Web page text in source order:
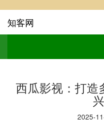
知客网
西瓜影视：打造
2025-